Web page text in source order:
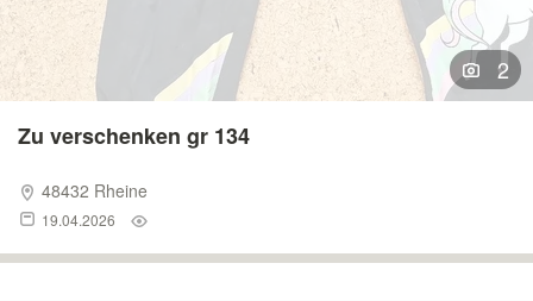
2
Zu verschenken gr 134
48432 Rheine
19.04.2026